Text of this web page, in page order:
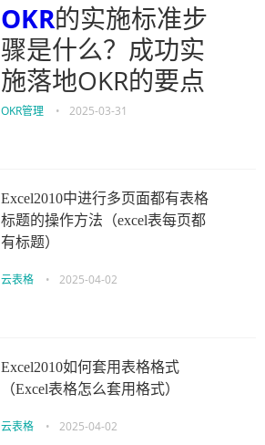
OKR的实施标准步
骤是什么？成功实
施落地OKR的要点
OKR管理 • 2025-03-31
Excel2010中进行多页面都有表格
标题的操作方法（excel表每页都
有标题）
云表格 • 2025-04-02
Excel2010如何套用表格格式
（Excel表格怎么套用格式）
云表格 • 2025-04-02